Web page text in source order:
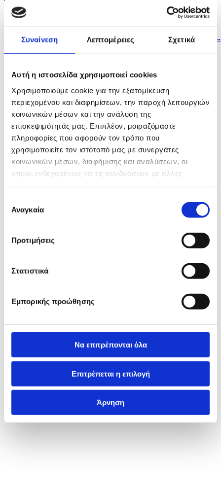
Συναίνεση Λεπτομέρειες Σχετικά
Αυτή η ιστοσελίδα χρησιμοποιεί cookies
Χρησιμοποιούμε cookie για την εξατομίκευση
περιεχομένου και διαφημίσεων, την παροχή λειτουργιών
κοινωνικών μέσων και την ανάλυση της
επισκεψιμότητάς μας. Επιπλέον, μοιραζόμαστε
πληροφορίες που αφορούν τον τρόπο που
χρησιμοποιείτε τον ιστότοπό μας με συνεργάτες
κοινωνικών μέσων, διαφήμισης και αναλύσεων, οι
οποίοι ενδεχομένως να τις συνδυάσουν με άλλες
των υπηρεσιών τους.
συγκατάθεσης
Αναγκαία
Προτιμήσεις
Στατιστικά
Εμπορικής προώθησης
Να επιτρέπονται όλα
Επιτρέπεται η επιλογή
Άρνηση
πριν μία ώρα
Εντατικοποιούνται οι προσπάθειες για εκτέλεση
πριν μία ώρα
Παλαιστίνη: Η Χαμάς δηλώνει εκ νέου έτοιμη να...
πριν 2 ώρες
Αστυνομία: Κατόπιν καταγγελίας η διερεύνηση
υπόθεσης...